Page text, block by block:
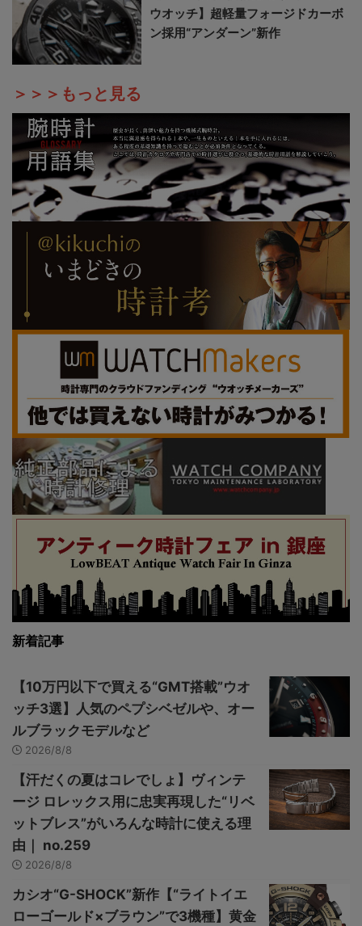
ウオッチ】超軽量フォージドカーボ
ン採用“アンダーン”新作
＞＞＞もっと見る
新着記事
【10万円以下で買える“GMT搭載”ウオ
ッチ3選】人気のペプシベゼルや、オー
ルブラックモデルなど
2026/8/8
【汗だくの夏はコレでしょ】ヴィンテ
ージ ロレックス用に忠実再現した“リベ
ットブレス”がいろんな時計に使える理
由｜ no.259
2026/8/8
カシオ“G-SHOCK”新作【“ライトイエ
ローゴールド×ブラウン”で3機種】黄金